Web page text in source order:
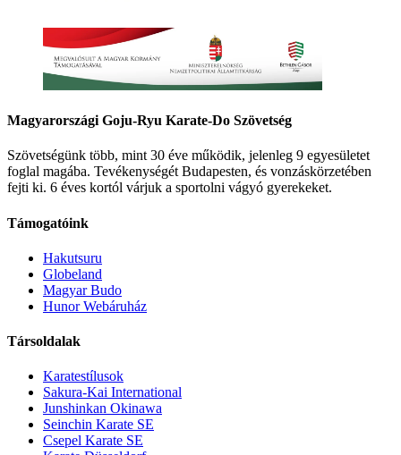
Magyarországi Goju-Ryu Karate-Do Szövetség
Szövetségünk több, mint 30 éve működik, jelenleg 9 egyesületet
foglal magába. Tevékenységét Budapesten, és vonzáskörzetében
fejti ki. 6 éves kortól várjuk a sportolni vágyó gyerekeket.
Támogatóink
Hakutsuru
Globeland
Magyar Budo
Hunor Webáruház
Társoldalak
Karatestílusok
Sakura-Kai International
Junshinkan Okinawa
Seinchin Karate SE
Csepel Karate SE